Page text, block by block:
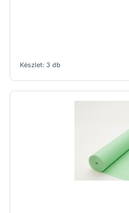
Készlet: 3 db